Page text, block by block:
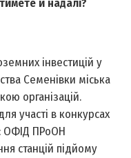
й надалі?
інвестицій у
Семенівки міська
організацій.
участі в конкурсах
ОФІД ПРоОН
станцій підйому